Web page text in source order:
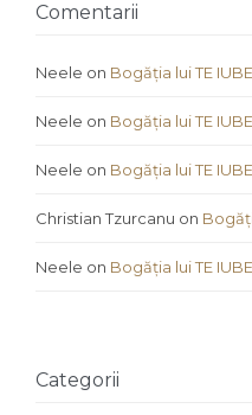
Comentarii
Neele on Bogăția lui TE
Neele on Bogăția lui TE
Neele on Bogăția lui TE
Christian Tzurcanu on
Neele on Bogăția lui TE
Categorii